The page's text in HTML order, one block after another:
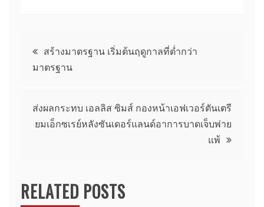
แนะแนว
เรื่อง
สร้างมาตรฐาน เริ่มต้นฤดูกาลที่ต่ำกว่า
มาตรฐาน
ส่งผลกระทบ เอลลิส ซิมส์ กองหน้าเอฟเวอร์ตันเตรี
ยมเอ็กซเรย์หลังซันเดอร์แลนด์อาการบาดเจ็บพ่าย
แพ้
RELATED POSTS